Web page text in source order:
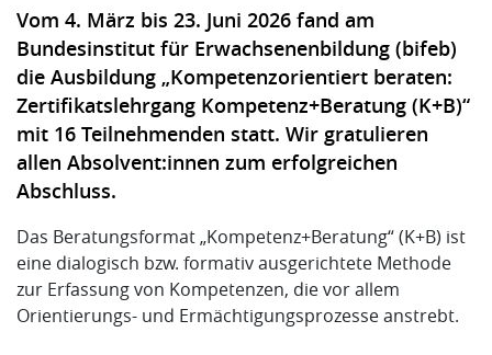
Vom 4. März bis 23. Juni 2026 fand am
Bundesinstitut für Erwachsenenbildung (bifeb)
die Ausbildung „Kompetenzorientiert beraten:
Zertifikatslehrgang Kompetenz+Beratung (K+B)“
mit 16 Teilnehmenden statt. Wir gratulieren
allen Absolvent:innen zum erfolgreichen
Abschluss.
Das Beratungsformat „Kompetenz+Beratung“ (K+B) ist
eine dialogisch bzw. formativ ausgerichtete Methode
zur Erfassung von Kompetenzen, die vor allem
Orientierungs- und Ermächtigungsprozesse anstrebt.